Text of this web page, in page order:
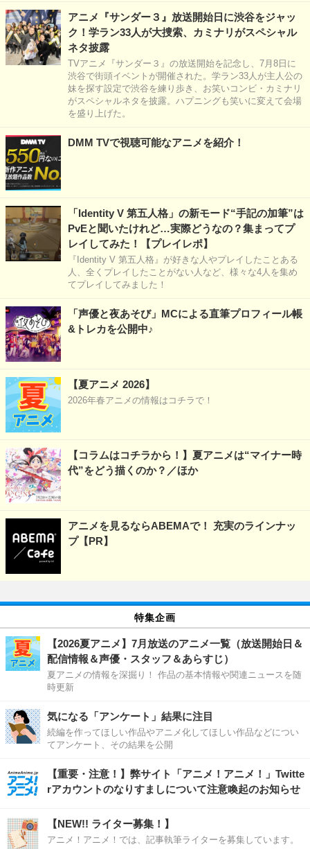
アニメ『サンダー３』放送開始日に渋谷をジャッ
ク！学ラン33人が大捜索、カミナリがスペシャル
ネタ披露
TVアニメ『サンダー３』の放送開始を記念し、7月8日に
渋谷で街頭イベントが開催された。学ラン33人が主人公の
妹を探す設定で渋谷を練り歩き、お笑いコンビ・カミナリ
がスペシャルネタを披露。ハプニングも笑いに変えて会場
を盛り上げた。
DMM TVで視聴可能なアニメを紹介！
「Identity V 第五人格」の新モード“手記の加筆”は
PvEと聞いたけれど…実際どうなの？集まってプ
レイしてみた！【プレイレポ】
『Identity V 第五人格』が好きな人やプレイしたことある
人、全くプレイしたことがない人など、様々な4人を集め
てプレイしてみました！
「声優と夜あそび」MCによる直筆プロフィール帳
&トレカを公開中♪
【夏アニメ 2026】
2026年春アニメの情報はコチラで！
【コラムはコチラから！】夏アニメは“マイナー時
代”をどう描くのか？／ほか
アニメを見るならABEMAで！ 充実のラインナッ
プ【PR】
特集企画
【2026夏アニメ】7月放送のアニメ一覧（放送開始日＆
配信情報＆声優・スタッフ＆あらすじ）
夏アニメの情報を深掘り！ 作品の基本情報や関連ニュースを随
時更新
気になる「アンケート」結果に注目
続編を作ってほしい作品やアニメ化してほしい作品などについ
てアンケート、その結果を公開
【重要・注意！】弊サイト「アニメ！アニメ！」Twitte
rアカウントのなりすましについて注意喚起のお知らせ
【NEW!! ライター募集！】
アニメ！アニメ！では、記事執筆ライターを募集しています。